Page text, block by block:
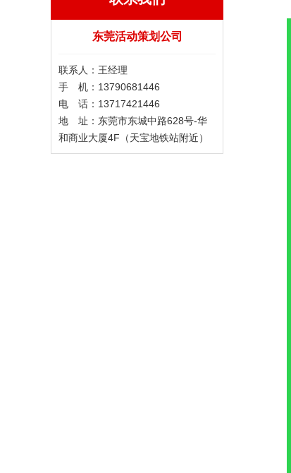
东莞活动策划公司
联系人：王经理
手 机：13790681446
电 话：13717421446
地 址：东莞市东城中路628号-华
和商业大厦4F（天宝地铁站附近）